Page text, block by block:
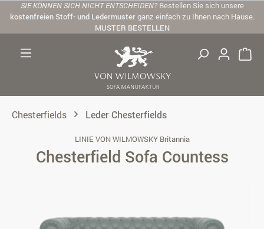
Zum Hauptinhalt springen
SIE KÖNNEN SICH NICHT ENTSCHEIDEN? Bestellen Sie sich unsere
kostenfreien Stoff- und Ledermusterganz einfach zu Ihnen nach Hause.
MUSTER BESTELLEN
Chesterfields Leder Chesterfields
LINIE VON WILMOWSKY Britannia
Chesterfield Sofa Countess